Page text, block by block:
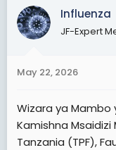
t
a
r
e
Influenza
JF-Expert
May 22, 2026
Wizara ya Mambo
Kamishna Msaidizi
Tanzania (TPF),